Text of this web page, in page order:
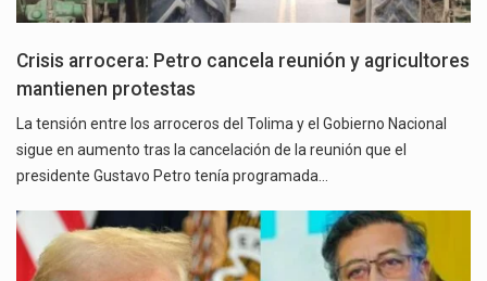
Crisis arrocera: Petro cancela reunión y agricultores
mantienen protestas
La tensión entre los arroceros del Tolima y el Gobierno Nacional
sigue en aumento tras la cancelación de la reunión que el
presidente Gustavo Petro tenía programada…